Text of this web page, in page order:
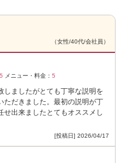
（女性/40代/会社員）
5 メニュー・料金： 5
しましたがとても丁寧な説明を
ただきました。最初の説明が丁
出来ましたとてもオススメし
[投稿日] 2026/04/17